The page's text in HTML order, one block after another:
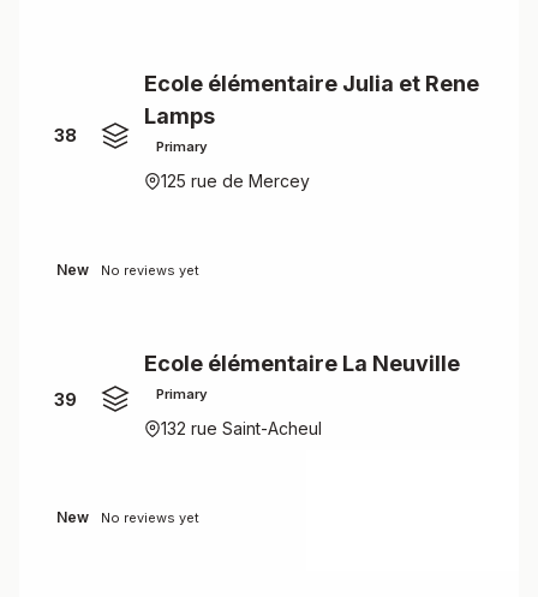
38
Ecole élémentaire Julia et Rene
Lamps
Primary
125 rue de Mercey
New No reviews yet
39
Ecole élémentaire La Neuville
Primary
132 rue Saint-Acheul
New No reviews yet